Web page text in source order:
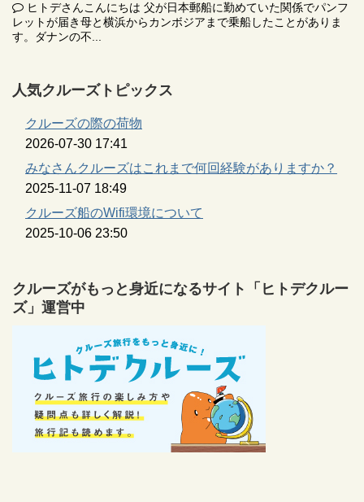
ヒトデさんこんにちは 父が日本郵船に勤めていた関係でパンフ
レットが届き母と横浜からカンボジアまで乗船したことがありま
す。ダナンの不...
人気クルーズトピックス
クルーズの際の荷物
2026-07-30 17:41
みなさんクルーズはこれまで何回経験がありますか？
2025-11-07 18:49
クルーズ船のWifi環境について
2025-10-06 23:50
クルーズがもっと身近になるサイト「ヒトデクルー
ズ」運営中